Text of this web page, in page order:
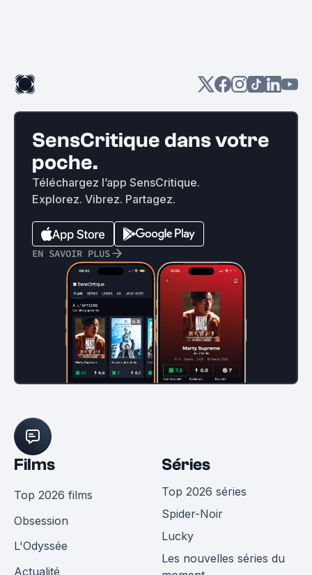
SensCritique dans votre
poche.
Téléchargez l’app SensCritique.
Explorez. Vibrez. Partagez.
EN SAVOIR PLUS
Films
Top 2026 films
Obsession
L'Odyssée
Actualité
Séries
Top 2026 séries
Spider-Noir
Lucky
Les nouvelles séries du